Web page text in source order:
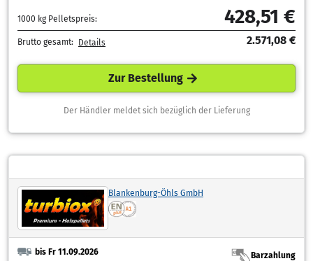
1000 kg Pelletspreis: 428,51 €
Brutto gesamt: Details 2.571,08 €
Zur Bestellung
Der Händler meldet sich bezüglich der Lieferung
Blankenburg-Öhls GmbH
bis Fr 11.09.2026
Barzahlung